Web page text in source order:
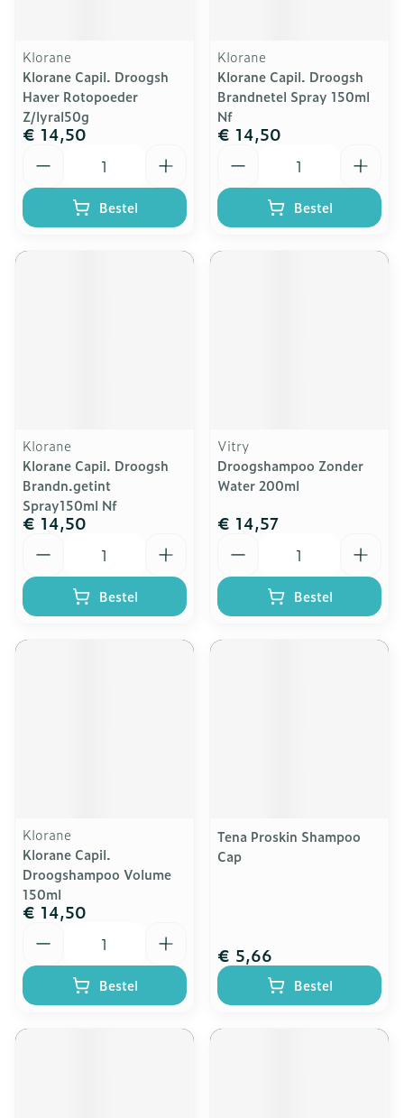
Klorane
Klorane Capil. Droogsh
Haver Rotopoeder
Z/lyral50g
€ 14,50
Bestel
Klorane
Klorane Capil. Droogsh
Brandnetel Spray 150ml
Nf
€ 14,50
Bestel
Klorane
Klorane Capil. Droogsh
Brandn.getint
Spray150ml Nf
€ 14,50
Bestel
Vitry
Droogshampoo Zonder
Water 200ml
€ 14,57
Bestel
Klorane
Klorane Capil.
Droogshampoo Volume
150ml
€ 14,50
Bestel
Tena Proskin Shampoo
Cap
€ 5,66
Bestel